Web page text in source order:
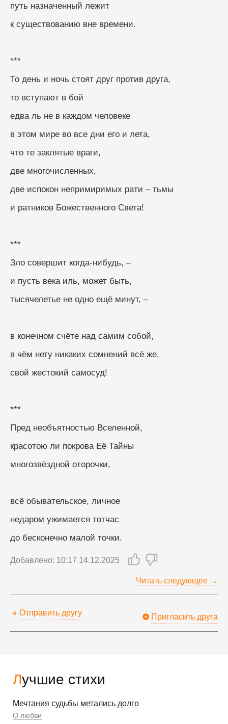
Лучшие стихи
Мечтания судьбы метались долго
О любви
путь назначенный лежит
к существованию вне времени.
***
То день и ночь стоят друг против друга,
то вступают в бой
едва ль не в каждом человеке
в этом мире во все дни его и лета,
что те заклятые враги,
две многочисленных,
две испокон непримиримых рати – тьмы
и ратников Божественного Света!
***
Зло совершит когда-нибудь, –
и пусть века иль, может быть,
тысячелетье не одно ещё минут, –
в конечном счёте над самим собой,
в чём нету никаких сомнений всё же,
свой жестокий самосуд!
***
Пред необъятностью Вселенной,
красотою ли покрова Её Тайны
многозвёздной оторочки,
всё обывательское, личное
недаром ужимается тотчас
до бесконечно малой точки.
Добавлено: 10:17 14.12.2025
Читать следующее →
Отправить другу Пригласить друга